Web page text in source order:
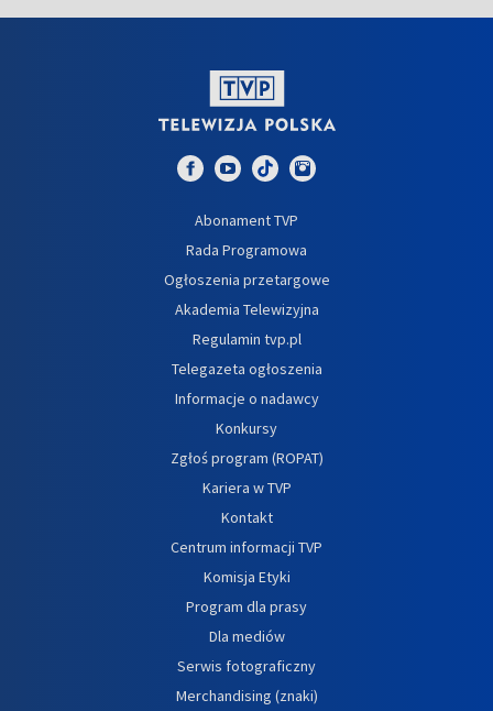
Abonament TVP
Rada Programowa
Ogłoszenia przetargowe
Akademia Telewizyjna
Regulamin tvp.pl
Telegazeta ogłoszenia
Informacje o nadawcy
Konkursy
Zgłoś program (ROPAT)
Kariera w TVP
Kontakt
Centrum informacji TVP
Komisja Etyki
Program dla prasy
Dla mediów
Serwis fotograficzny
Merchandising (znaki)